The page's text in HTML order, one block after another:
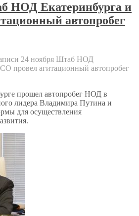
НОД Екатеринбурга и
автопробег
24 ноября Штаб НОД
провел агитационный автопробег
прошел автопробег НОД в
лидера Владимира Путина и
для осуществления